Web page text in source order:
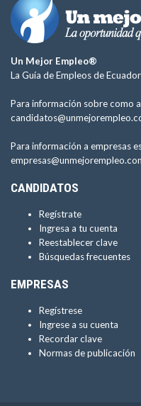
Un Mejor Empleo®
La Guía de Empleos de
Para información sobre como
Para información a empresas
CANDIDATOS
Regístrate
Ingresa a tu cuenta
Reestablecer clave
Búsquedas frecuentes
EMPRESAS
Regístrese
Ingrese a su cuenta
Recordar clave
Normas de publicación